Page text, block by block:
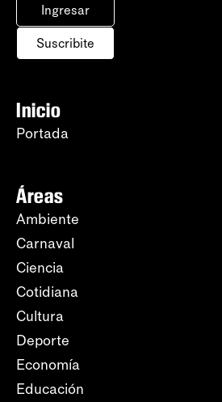
Ingresar
Suscribite
Inicio
Portada
Áreas
Ambiente
Carnaval
Ciencia
Cotidiana
Cultura
Deporte
Economía
Educación